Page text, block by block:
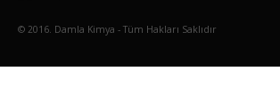
© 2016. Damla Kimya - Tüm Hakları Saklıdır